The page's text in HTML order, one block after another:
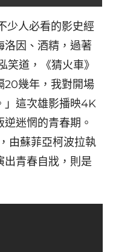
少人必看的影史經
洛因、酒精，過著
笑道，《猜火車》
20幾年，我對開場
」這次雄影播映4K
迷惘的青春期。
由蘇菲亞柯波拉執
出青春自戕，則是